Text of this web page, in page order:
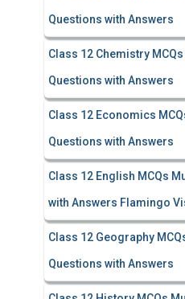
Questions with Answers
Class 12 Chemistry
Questions with Answers
Class 12 Economics
Questions with Answers
Class 12 English MCQs
with Answers Flamingo
Class 12 Geography
Questions with Answers